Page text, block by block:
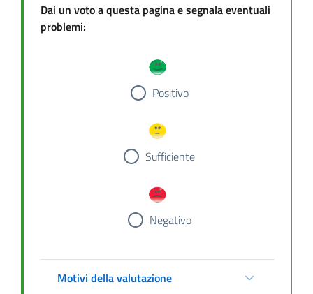
Dai un voto a questa pagina e segnala eventuali
problemi:
Positivo
Sufficiente
Negativo
Motivi della valutazione